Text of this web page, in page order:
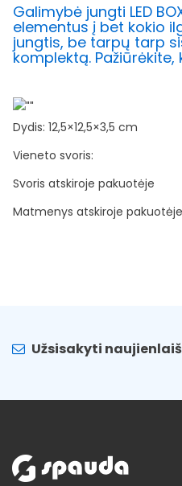
Galimybė jungti LED
elementus į bet kokio
jungtis, be tarpų tarp
komplektą.
Dydis: 12,5×12,5×3,5 cm
Vieneto svoris:
Svoris atskiroje pakuotėje
Matmenys atskiroje pakuotėje
Užsisakyti